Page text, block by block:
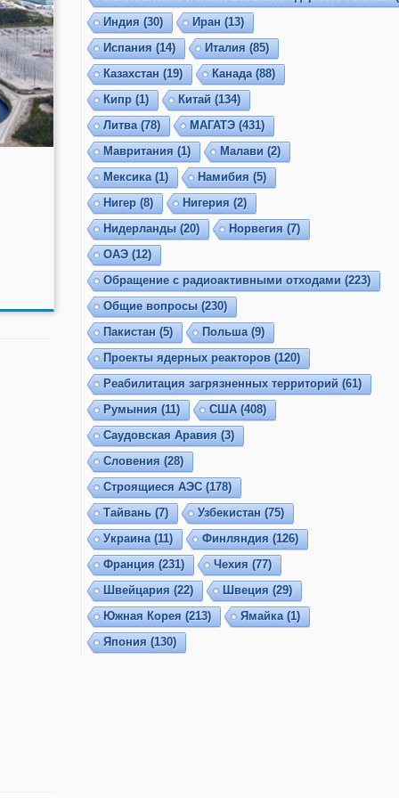
Индия (30) Иран (13)
Испания (14) Италия (85)
Казахстан (19) Канада(88)
Кипр (1) Китай (134)
Литва(78) МАГАТЭ(431)
Мавритания (1) Малави (2)
Мексика(1) Намибия (5)
Нигер (8) Нигерия (2)
Нидерланды (20) Норвегия (7)
ОАЭ(12)
Обращение с радиоактивными отходами (223)
Общие вопросы (230)
Пакистан (5) Польша(9)
Проекты ядерных реакторов (120)
Реабилитация загрязненных территорий (61)
Румыния (11) США (408)
Саудовская Аравия (3)
Словения (28)
Строящиеся АЭС(178)
Тайвань (7) Узбекистан (75)
Украина(11) Финляндия (126)
Франция (231) Чехия (77)
Швейцария (22) Швеция (29)
Южная Корея (213) Ямайка(1)
Япония (130)